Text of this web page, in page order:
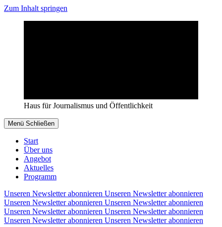
Zum Inhalt springen
Haus für Journalismus und Öffentlichkeit
Menü Schließen
Start
Über uns
Angebot
Aktuelles
Programm
Unseren Newsletter abonnieren Unseren Newsletter abonnieren
Unseren Newsletter abonnieren Unseren Newsletter abonnieren
Unseren Newsletter abonnieren Unseren Newsletter abonnieren
Unseren Newsletter abonnieren Unseren Newsletter abonnieren